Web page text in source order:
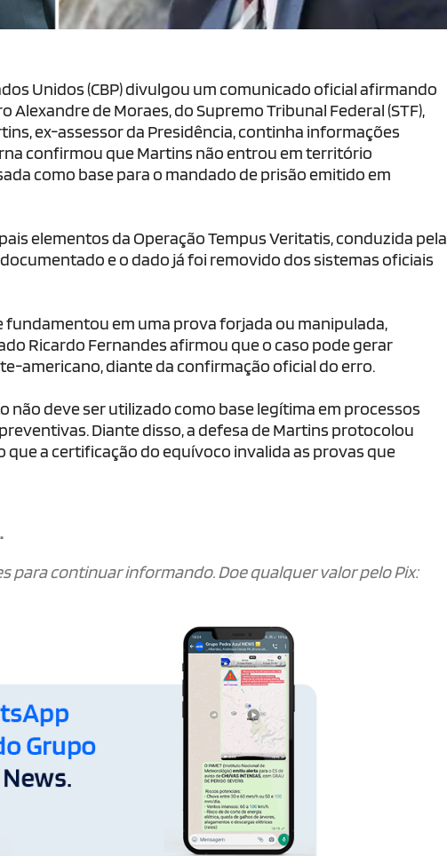
Unidos (CBP) divulgou um comunicado oficial afirmando
de Moraes, do Supremo Tribunal Federal (STF),
ex-assessor da Presidência, continha informações
confirmou que Martins não entrou em território
como base para o mandado de prisão emitido em
elementos da Operação Tempus Veritatis, conduzida pela
documentado e o dado já foi removido dos sistemas oficiais
fundamentou em uma prova forjada ou manipulada,
Ricardo Fernandes afirmou que o caso pode gerar
americano, diante da confirmação oficial do erro.
não deve ser utilizado como base legítima em processos
Diante disso, a defesa de Martins protocolou
a certificação do equívoco invalida as provas que
para continuar informando. Doe qualquer valor pelo Pix: